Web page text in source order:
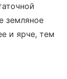
земляное
и ярче, тем